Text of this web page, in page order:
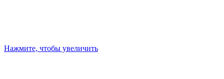
Нажмите, чтобы увеличить